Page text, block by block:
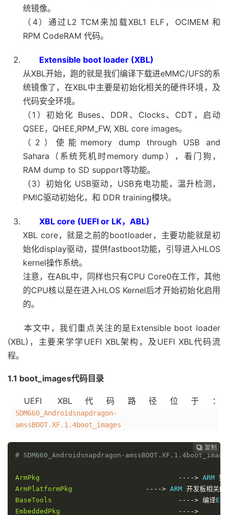
统镜像。
（4）通过L2 TCM来加载XBL1 ELF，OCIMEM 和
RPM CodeRAM 代码。
Extensible boot loader (XBL)
从XBL开始，跑的就是我们编译下载进eMMC/UFS的系
统镜像了，在XBL中主要是初始化相关的硬件环境，及
代码安全环境。
（1）初始化 Buses、DDR、Clocks、CDT，启动
QSEE，QHEE,RPM_FW, XBL core images。
（2）使能memory dump through USB and
Sahara（系统死机时memory dump），看门狗，
RAM dump to SD support等功能。
（3）初始化 USB驱动，USB充电功能，温升检测，
PMIC驱动初始化，和 DDR training模块。
XBL core (UEFI or LK，ABL)
XBL core，就是之前的bootloader，主要功能就是初
始化display驱动，提供fastboot功能，引导进入HLOS
kernel操作系统。
注意，在ABL中，同样也只有CPU Core0在工作，其他
的CPU核以是在进入HLOS Kernel后才开始初始化启用
的。
本文中，我们重点关注的是Extensible boot loader
(XBL)，主要来学学UEFI XBL架构，及UEFI XBL代码流
程。
1.1 boot_images代码目录
UEFI XBL代码路径位于：
SDM660_Androidsnapdragon-
amssBOOT.XF.1.4boot_images
 复制
 复制
 复制
 复制
 复制
 复制
 复制
 复制
 复制
 复制
 复制
 复制
 复制
 复制
# SDM660_Androidsnapdragon-
ArmPkg -- --> ARM 架
ArmPlatformPkg
-- --> ARM 开发板相关的
BaseTools
-- --> 编译EDK
EmbeddedPkg
-- -->